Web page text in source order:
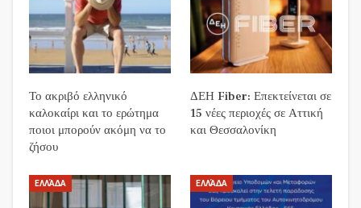
Το ακριβό ελληνικό
καλοκαίρι και το ερώτημα
ποιοι μπορούν ακόμη να το
ζήσου
ΔΕΗ Fiber: Επεκτείνεται σε
15 νέες περιοχές σε Αττική
και Θεσσαλονίκη
ΕΛΛΆΔΑ ΕΛΛΆΔΑ